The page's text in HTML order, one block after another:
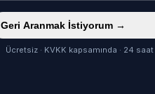
Geri Aranmak İstiyorum →
Ücretsiz · KVKK kapsamında · 24